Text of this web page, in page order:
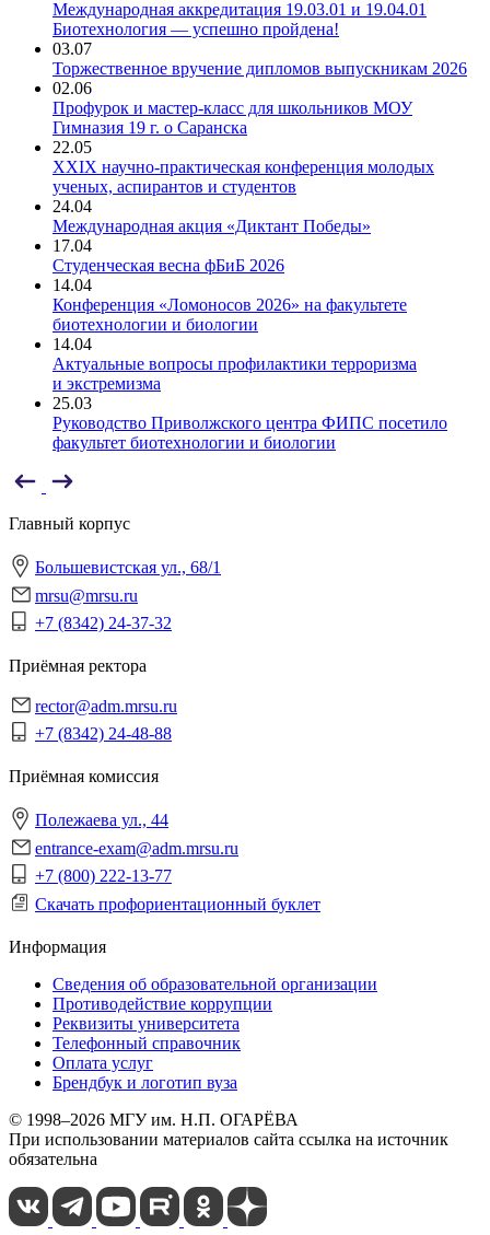
Международная аккредитация 19.03.01 и 19.04.01
Биотехнология — успешно пройдена!
03.07
Торжественное вручение дипломов выпускникам 2026
02.06
Профурок и мастер-класс для школьников МОУ
Гимназия 19 г. о Саранска
22.05
XXIX научно-практическая конференция молодых
ученых, аспирантов и студентов
24.04
Международная акция «Диктант Победы»
17.04
Студенческая весна фБиБ 2026
14.04
Конференция «Ломоносов 2026» на факультете
биотехнологии и биологии
14.04
Актуальные вопросы профилактики терроризма
и экстремизма
25.03
Руководство Приволжского центра ФИПС посетило
факультет биотехнологии и биологии
Главный корпус
Большевистская ул., 68/1
mrsu@mrsu.ru
+7 (8342) 24-37-32
Приёмная ректора
rector@adm.mrsu.ru
+7 (8342) 24-48-88
Приёмная комиссия
Полежаева ул., 44
entrance-exam@adm.mrsu.ru
+7 (800) 222-13-77
Скачать профориентационный буклет
Информация
Сведения об образовательной организации
Противодействие коррупции
Реквизиты университета
Телефонный справочник
Оплата услуг
Брендбук и логотип вуза
© 1998–2026 МГУ им. Н.П. ОГАРЁВА
При использовании материалов сайта ссылка на источник
обязательна